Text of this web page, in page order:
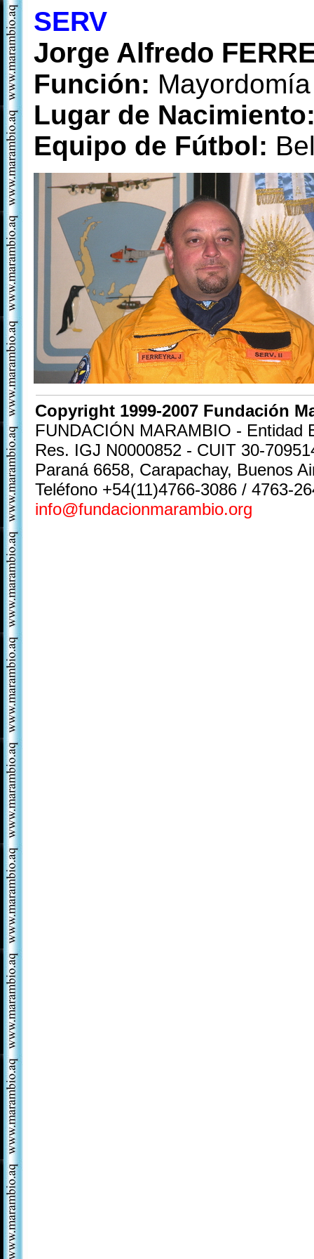
SERV
Jorge Alfredo
Función: Mayordomía
Lugar de
Equipo de Fútbol:
Copyright 1999-2007 Fundación
FUNDACIÓN MARAMBIO - Entidad
Res. IGJ N0000852 - CUIT 30-
Paraná 6658, Carapachay, Buenos
Teléfono +54(11)4766-3086 / 4763-
info@fundacionmarambio.org